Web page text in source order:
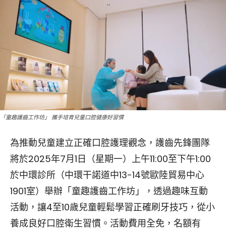
「童趣護齒工作坊」 攜手培育兒童口腔健康好習慣
為推動兒童建立正確口腔護理觀念，護齒先鋒團隊
將於2025年7月1日（星期一）上午11:00至下午1:00
於中環診所（中環干諾道中13-14號歐陸貿易中心
1901室）舉辦「童趣護齒工作坊」，透過趣味互動
活動，讓4至10歲兒童輕鬆學習正確刷牙技巧，從小
養成良好口腔衛生習慣。活動費用全免，名額有